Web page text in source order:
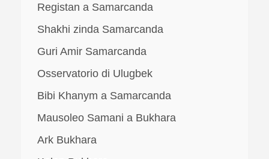
Registan a Samarcanda
Shakhi zinda Samarcanda
Guri Amir Samarcanda
Osservatorio di Ulugbek
Bibi Khanym a Samarcanda
Mausoleo Samani a Bukhara
Ark Bukhara